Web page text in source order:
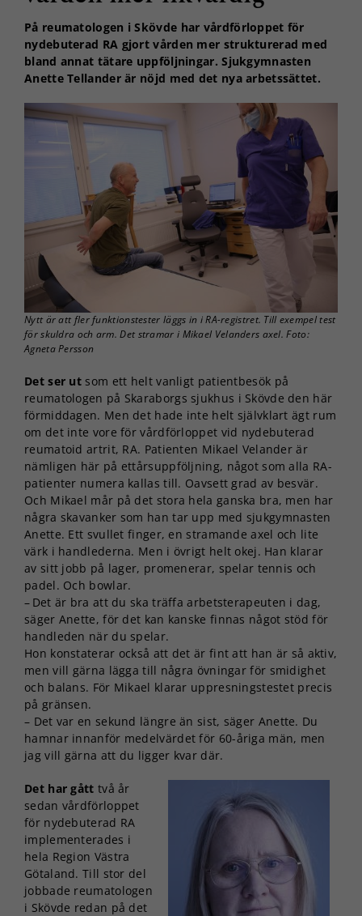
På reumatologen i Skövde har vårdförloppet för
nydebuterad RA gjort vården mer strukturerad med
bland annat tätare uppföljningar. Sjukgymnasten
Anette Tellander är nöjd med det nya arbetssättet.
Nytt är att fler funktionstester läggs in i RA-registret. Till exempel test
för skuldra och arm. Det stramar i Mikael Velanders axel. Foto:
Agneta Persson
Det ser ut som ett helt vanligt patientbesök på
reumatologen på Skaraborgs sjukhus i Skövde den här
förmiddagen. Men det hade inte helt självklart ägt rum
om det inte vore för vårdförloppet vid nydebuterad
reumatoid artrit, RA. Patienten Mikael Velander är
nämligen här på ettårsuppföljning, något som alla RA-
patienter numera kallas till. Oavsett grad av besvär.
Och Mikael mår på det stora hela ganska bra, men har
några skavanker som han tar upp med sjukgymnasten
Anette. Ett svullet finger, en stramande axel och lite
värk i handlederna. Men i övrigt helt okej. Han klarar
av sitt jobb på lager, promenerar, spelar tennis och
padel. Och bowlar.
– Det är bra att du ska träffa arbetsterapeuten i dag,
säger Anette, för det kan kanske finnas något stöd för
handleden när du spelar.
Hon konstaterar också att det är fint att han är så aktiv,
men vill gärna lägga till några övningar för smidighet
och balans. För Mikael klarar uppresningstestet precis
på gränsen.
– Det var en sekund längre än sist, säger Anette. Du
hamnar innanför medelvärdet för 60-åriga män, men
jag vill gärna att du ligger kvar där.
Det har gått två år
sedan vårdförloppet
för nydebuterad RA
implementerades i
hela Region Västra
Götaland. Till stor del
jobbade reumatologen
i Skövde redan på det